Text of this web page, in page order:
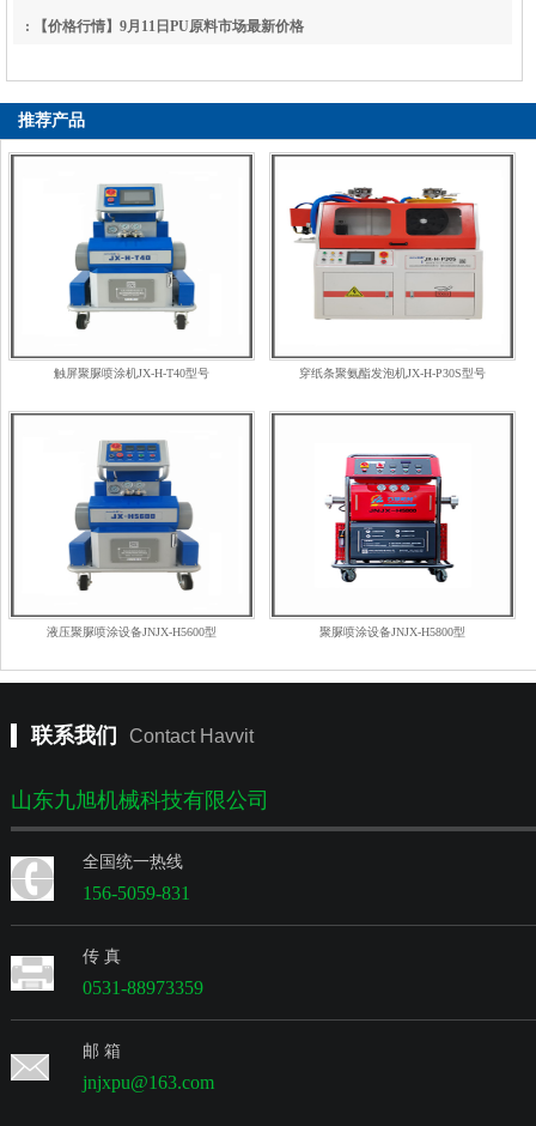
: 【价格行情】9月11日PU原料市场最新价格
推荐产品
触屏聚脲喷涂机JX-H-T40型号 穿纸条聚氨酯发泡机JX-H-P30S型号
液压聚脲喷涂设备JNJX-H5600型 聚脲喷涂设备JNJX-H5800型
联系我们 Contact Havvit
山东九旭机械科技有限公司
全国统一热线
156-5059-831
传 真
0531-88973359
邮 箱
jnjxpu@163.com